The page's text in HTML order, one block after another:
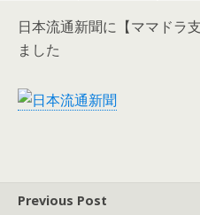
日本流通新聞に【ママドラ
ました
Previous Post